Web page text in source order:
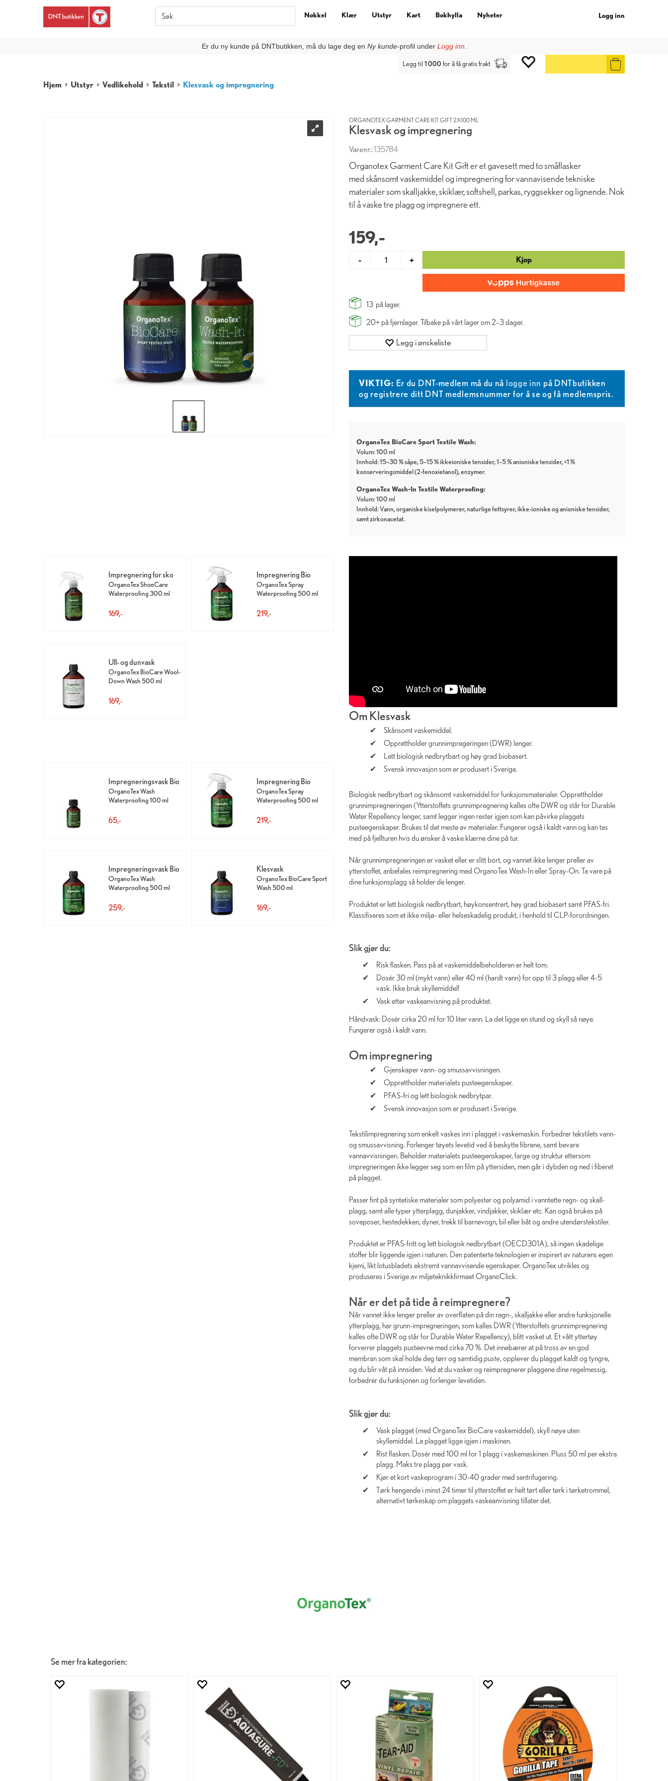
Logg inn
Er du ny kunde på DNTbutikken, må du lage deg en Ny kunde-profil under Logg inn
Nøkkel Klær Utstyr Kart Bokhylla Nyheter
Legg til 1 000 for å få gratis frakt
Hjem > Utstyr > Vedlikehold > Tekstil > Klesvask og impregnering
ORGANOTEX GARMENT CARE KIT GIFT 2X100 ML
Klesvask og impregnering
Varenr.:135784
Organotex Garment Care Kit Gift er et gavesett med to småflasker
med skånsomt vaskemiddel og impregnering for vannavisende tekniske
materialer som skalljakke, skiklær, softshell, parkas, ryggsekker og lignende. Nok
til å vaske tre plagg og impregnere ett.
159,-
- + Kjøp
13 på lager.
20+ på fjernlager. Tilbake på vårt lager om 2–3 dager.
Legg i ønskeliste
VIKTIG: Er du DNT-medlem må du nå logge inn på DNTbutikken
og registrere ditt DNT medlemsnummer for å se og få medlemspris.
OrganoTex BioCare Sport Textile Wash:
Volum: 100 ml
Innhold: 15–30 % såpe, 5–15 % ikkeioniske tensider, 1–5 % anioniske tensider, <1 %
konserveringsmiddel (2-fenoxietanol), enzymer.
OrganoTex Wash-In Textile Waterproofing:
Volum: 100 ml
Innhold: Vann, organiske kiselpolymerer, naturlige fettsyrer, ikke-ioniske og anioniske tensider,
samt zirkonacetat.
Impregnering for sko
OrganoTex ShoeCare
Waterproofing 300 ml
169,-
Impregnering Bio
OrganoTex Spray
Waterproofing 500 ml
219,-
Ull- og dunvask
OrganoTex BioCare Wool-
Down Wash 500 ml
169,-
Impregneringsvask Bio
OrganoTex Wash
Waterproofing 100 ml
65,-
Impregnering Bio
OrganoTex Spray
Waterproofing 500 ml
219,-
Impregneringsvask Bio
OrganoTex Wash
Waterproofing 500 ml
259,-
Klesvask
OrganoTex BioCare Sport
Wash 500 ml
169,-
Om Klesvask
Skånsomt vaskemiddel.
Opprettholder grunnimpregeringen (DWR) lenger.
Lett biologisk nedbrytbart og høy grad biobasert.
Svensk innovasjon som er produsert i Sverige.
Biologisk nedbrytbart og skånsomt vaskemiddel for funksjonsmaterialer. Opprettholder
grunnimpregneringen (Ytterstoffets grunnimpregnering kalles ofte DWR og står for Durable
Water Repellency lenger, samt legger ingen rester igjen som kan påvirke plaggets
pusteegenskaper. Brukes til det meste av materialer. Fungerer også i kaldt vann og kan tas
med på fjellturen hvis du ønsker å vaske klærne dine på tur.
Når grunnimpregneringen er vasket eller er slitt bort, og vannet ikke lenger preller av
ytterstoffet, anbefales reimpregnering med OrganoTex Wash-In eller Spray-On. Ta vare på
dine funksjonsplagg så holder de lenger.
Produktet er lett biologisk nedbrytbart, høykonsentrert, høy grad biobasert samt PFAS-fri.
Klassifiseres som et ikke miljø- eller helseskadelig produkt, i henhold til CLP-forordningen.
Slik gjør du:
Risk flasken. Pass på at vaskemiddelbeholderen er helt tom.
Dosér 30 ml (mykt vann) eller 40 ml (hardt vann) for opp til 3 plagg eller 4-5
vask. Ikke bruk skyllemiddel!
Vask etter vaskeanvisning på produktet.
Håndvask: Dosér cirka 20 ml for 10 liter vann. La det ligge en stund og skyll så nøye.
Fungerer også i kaldt vann.
Om impregnering
Gjenskaper vann- og smussavvisningen.
Opprettholder materialets pusteegenskaper.
PFAS-fri og lett biologisk nedbrytpar.
Svensk innovasjon som er produsert i Sverige.
Tekstilimpregnering som enkelt vaskes inn i plagget i vaskemaskin. Forbedrer tekstilets vann-
og smussavvisning. Forlenger tøyets levetid ved å beskytte fibrene, samt bevare
vannavvisningen. Beholder materialets pusteegenskaper, farge og struktur ettersom
impregneringen ikke legger seg som en film på yttersiden, men går i dybden og ned i fiberet
på plagget.
Passer fint på syntetiske materialer som polyester og polyamid i vanntette regn- og skall-
plagg, samt alle typer ytterplagg, dunjakker, vindjakker, skiklær etc. Kan også brukes på
soveposer, hestedekken, dyner, trekk til barnevogn, bil eller båt og andre utendørstekstiler.
Produktet er PFAS-fritt og lett biologisk nedbrytbart (OECD301A), så ingen skadelige
stoffer blir liggende igjen i naturen. Den patenterte teknologien er inspirert av naturens egen
kjemi, likt lotusbladets ekstremt vannavvisende egenskaper. OrganoTex utvikles og
produseres i Sverige av miljøteknikkfirmaet OrganoClick.
Når er det på tide å reimpregnere?
Når vannet ikke lenger preller av overflaten på din regn-, skalljakke eller andre funksjonelle
ytterplagg, har grunn-impregneringen, som kalles DWR (Ytterstoffets grunnimpregnering
kalles ofte DWR og står for Durable Water Repellency), blitt vasket ut. Et vått yttertøy
forverrer plaggets pusteevne med cirka 70 %. Det innebærer at på tross av en god
membran som skal holde deg tørr og samtidig puste, opplever du plagget kaldt og tyngre,
og du blir våt på innsiden. Ved at du vasker og reimpregnerer plaggene dine regelmessig,
forbedrer du funksjonen og forlenger levetiden.
Slik gjør du:
Vask plagget (med OrganoTex BioCare vaskemiddel), skyll nøye uten
skyllemiddel. La plagget ligge igjen i maskinen.
Rist flasken. Dosér med 100 ml for 1 plagg i vaskemaskinen. Pluss 50 ml per ekstra
plagg. Maks tre plagg per vask.
Kjør et kort vaskeprogram i 30-40 grader med sentrifugering.
Tørk hengende i minst 24 timer til ytterstoffet er helt tørt eller tørk i tørketrommel,
alternativt tørkeskap om plaggets vaskeanvisning tillater det.
Se mer fra kategorien: